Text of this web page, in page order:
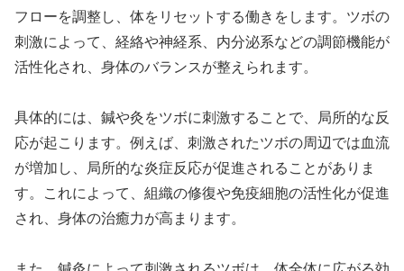
フローを調整し、体をリセットする働きをします。ツボの
刺激によって、経絡や神経系、内分泌系などの調節機能が
活性化され、身体のバランスが整えられます。
具体的には、鍼や灸をツボに刺激することで、局所的な反
応が起こります。例えば、刺激されたツボの周辺では血流
が増加し、局所的な炎症反応が促進されることがありま
す。これによって、組織の修復や免疫細胞の活性化が促進
され、身体の治癒力が高まります。